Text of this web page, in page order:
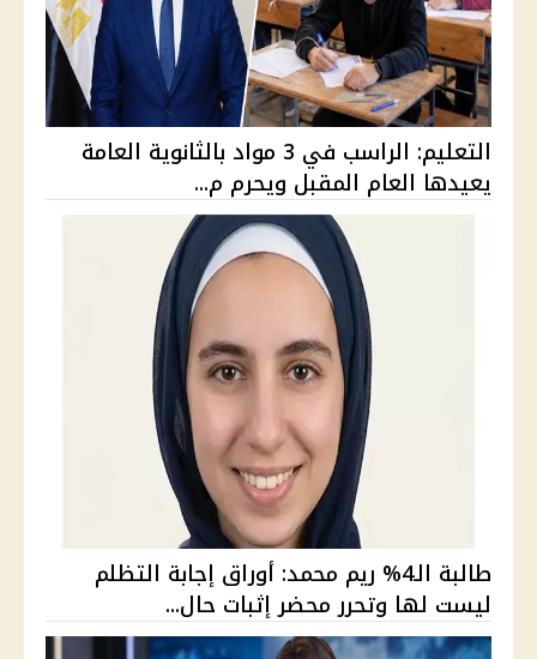
التعليم: الراسب في 3 مواد بالثانوية العامة
يعيدها العام المقبل ويحرم م...
طالبة الـ4% ريم محمد: أوراق إجابة التظلم
ليست لها وتحرر محضر إثبات حال...